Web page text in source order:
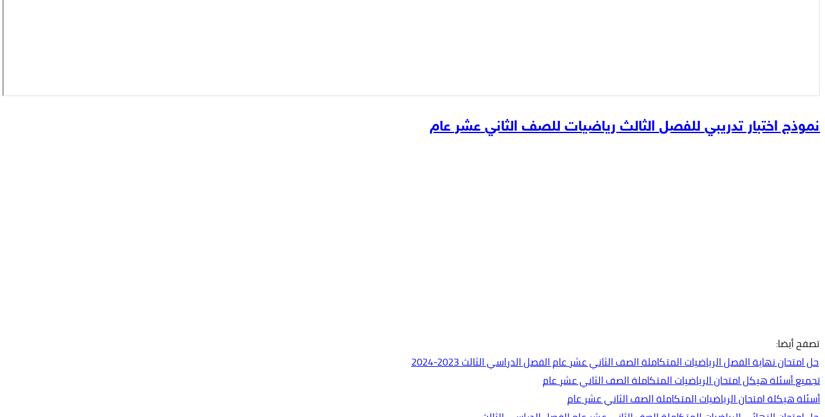
نموذج اختبار تدريبي للفصل الثالث رياضيات للصف الثاني عشر عام
تصفح أيضا:
حل امتحان نهاية الفصل الرياضيات المتكاملة الصف الثاني عشر عام الفصل الدراسي الثالث 2023-2024
تجميع أسئلة هيكل امتحان الرياضيات المتكاملة الصف الثاني عشر عام
أسئلة هيكلة امتحان الرياضيات المتكاملة الصف الثاني عشر عام